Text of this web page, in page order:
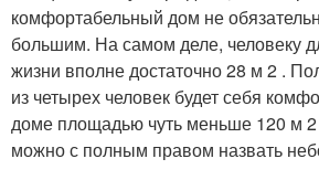
комфортабельный дом не
большим. На самом деле, человеку
жизни вполне достаточно 28 м 2 .
из четырех человек будет себя
доме площадью чуть меньше 120 м 2
можно с полным правом назвать